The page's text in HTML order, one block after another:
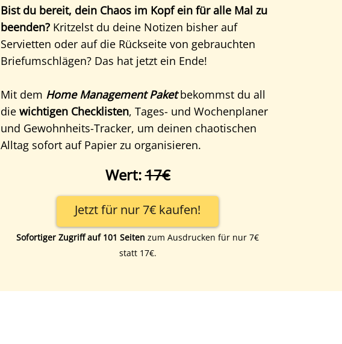
Bist du bereit, dein Chaos im Kopf ein für alle Mal zu
beenden? Kritzelst du deine Notizen bisher auf
Servietten oder auf die Rückseite von gebrauchten
Briefumschlägen? Das hat jetzt ein Ende!
Mit dem Home Management Paketbekommst du all
die wichtigen Checklisten, Tages- und Wochenplaner
und Gewohnheits-Tracker, um deinen chaotischen
Alltag sofort auf Papier zu organisieren.
Wert:17€
Jetzt für nur 7€ kaufen!
Sofortiger Zugriff auf 101 Seiten zum Ausdrucken für nur 7€
statt 17€.